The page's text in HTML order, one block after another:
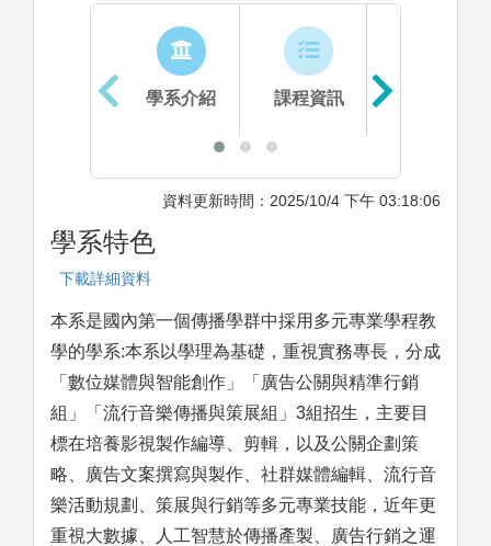
學系介紹 課程資訊
資料更新時間：2025/10/4 下午 03:18:06
學系特色
下載詳細資料
本系是國內第一個傳播學群中採用多元專業學程教
學的學系:本系以學理為基礎，重視實務專長，分成
「數位媒體與智能創作」「廣告公關與精準行銷
組」「流行音樂傳播與策展組」3組招生，主要目
標在培養影視製作編導、剪輯，以及公關企劃策
略、廣告文案撰寫與製作、社群媒體編輯、流行音
樂活動規劃、策展與行銷等多元專業技能，近年更
重視大數據、人工智慧於傳播產製、廣告行銷之運